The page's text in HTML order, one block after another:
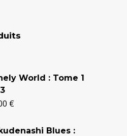
World : Tome 1
€
Blues :